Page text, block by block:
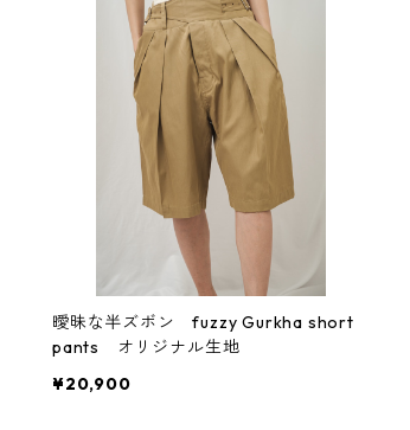
曖昧な半ズボン fuzzy Gurkha short
pants オリジナル生地
¥20,900